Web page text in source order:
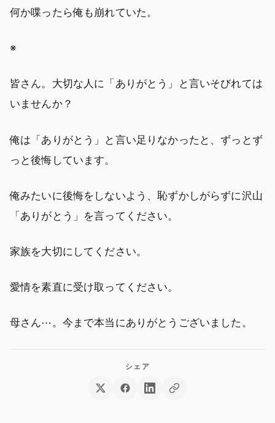
何か喋ったら俺も崩れていた。
※
皆さん。大切な人に「ありがとう」と言いそびれては
いませんか？
俺は「ありがとう」と言い足りなかったと、ずっとず
っと後悔しています。
俺みたいに後悔をしないよう、恥ずかしがらずに沢山
「ありがとう」を言ってください。
家族を大切にしてください。
愛情を素直に受け取ってください。
母さん⋯。今まで本当にありがとうございました。